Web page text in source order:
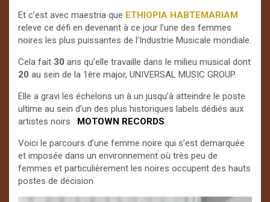
Et c’est avec maestria que ETHIOPIA HABTEMARIAM
releve ce défi en devenant à ce jour l’une des femmes
noires les plus puissantes de l’Industrie Musicale mondiale.
Cela fait 30 ans qu’elle travaille dans le milieu musical dont
20 au sein de la 1ère major, UNIVERSAL MUSIC GROUP.
Elle a gravi les échelons un à un jusqu’à atteindre le poste
ultime au sein d’un des plus historiques labels dédiés aux
artistes noirs : MOTOWN RECORDS.
Voici le parcours d’une femme noire qui s’est demarquée
et imposée dans un environnement où très peu de
femmes et particulièrement les noires occupent des hauts
postes de décision.